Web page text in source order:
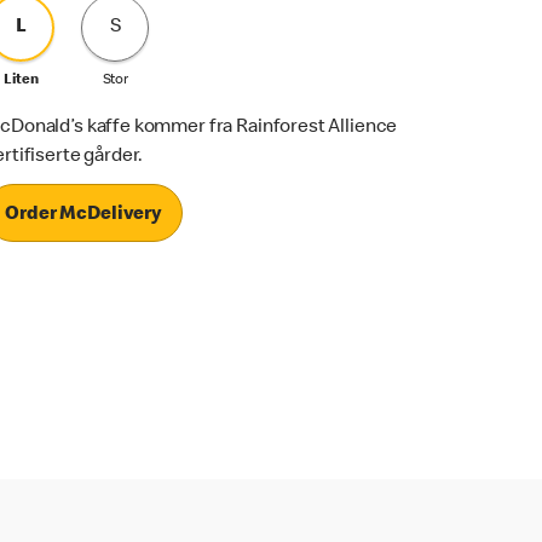
L
Liten
S
Stor
kaffe kommer fra Rainforest Allience
gårder.
Order McDelivery